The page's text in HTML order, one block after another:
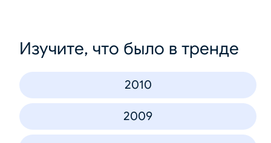
Изучите, что было в тренде
2010
2009